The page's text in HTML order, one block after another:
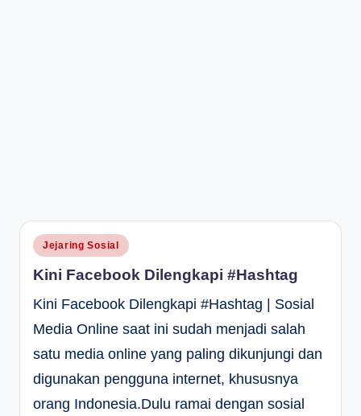
Posted
in
Jejaring Sosial
Kini Facebook Dilengkapi #Hashtag
Kini Facebook Dilengkapi #Hashtag | Sosial
Media Online saat ini sudah menjadi salah
satu media online yang paling dikunjungi dan
digunakan pengguna internet, khususnya
orang Indonesia.Dulu ramai dengan sosial